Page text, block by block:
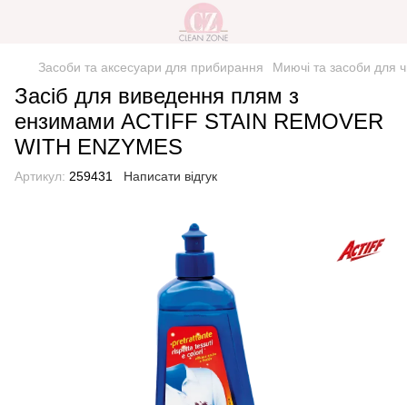
Засоби та аксесуари для прибирання Миючі та засоби для
Засіб для виведення плям з
ензимами ACTIFF STAIN REMOVER
WITH ENZYMES
Артикул: 259431 Написати відгук